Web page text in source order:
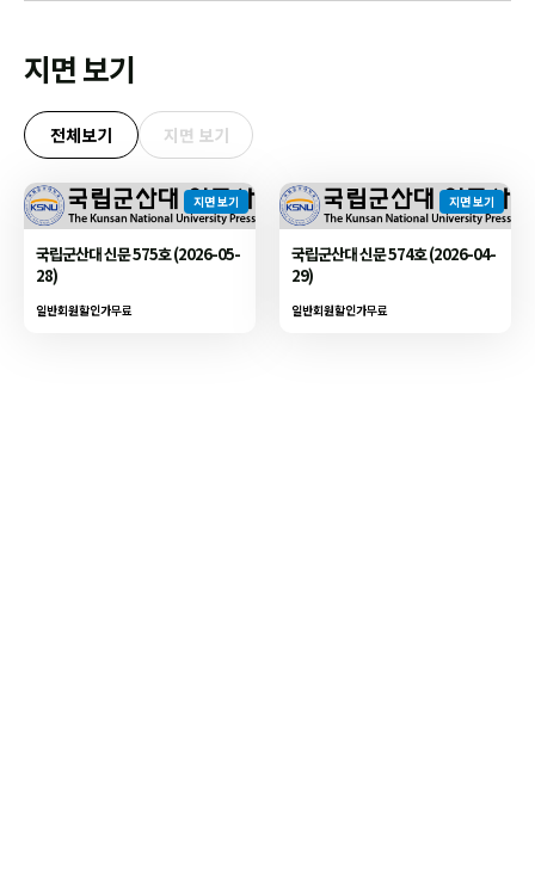
지면 보기
전체보기 지면 보기
지면 보기
국립군산대 신문 575호 (2026-05-
28)
일반회원할인가무료
지면 보기
국립군산대 신문 574호 (2026-04-
29)
일반회원할인가무료